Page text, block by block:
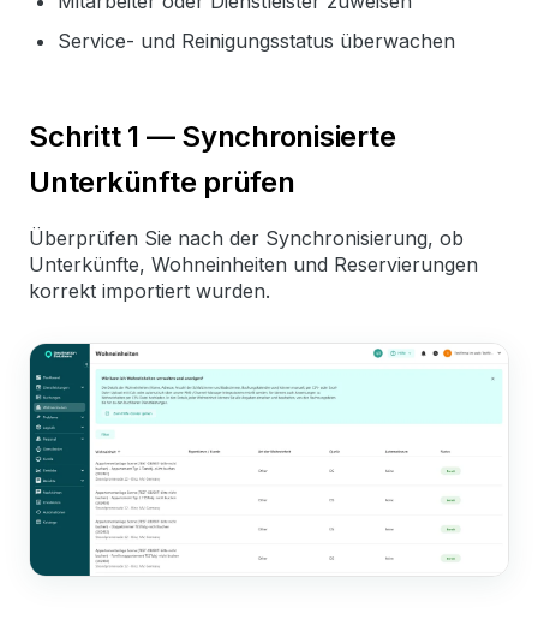
Service- und Reinigungsstatus überwachen
Schritt 1 — Synchronisierte
Unterkünfte prüfen
Überprüfen Sie nach der Synchronisierung, ob
Unterkünfte, Wohneinheiten und Reservierungen
korrekt importiert wurden.